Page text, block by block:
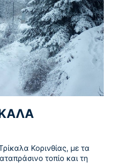
Κορινθίας, με τα
τοπίο και τη